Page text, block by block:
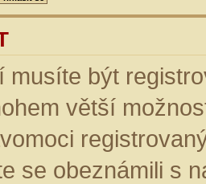
musíte být
větší
se obeznámili s